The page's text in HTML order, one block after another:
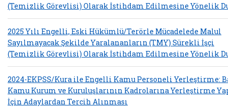
(Temizlik Görevlisi) Olarak İstihdam Edilmesine Yönelik
2025 Yılı Engelli, Eski Hükümlü/Terörle Mücadelede Malul
Sayılmayacak Şekilde Yaralananların (TMY) Sürekli İşçi
(Temizlik Görevlisi) Olarak İstihdam Edilmesine Yönelik
2024-EKPSS/Kura ile Engelli Kamu Personeli Yerleştirme:
Kamu Kurum ve Kuruluşlarının Kadrolarına Yerleştirme
İçin Adaylardan Tercih Alınması